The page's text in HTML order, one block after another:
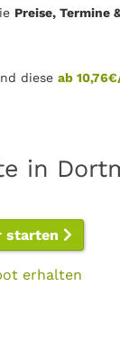
Preise, Termine
diese ab
in
starten
erhalten